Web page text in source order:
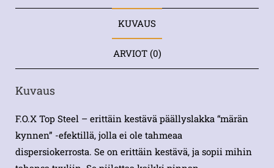
KUVAUS
ARVIOT (0)
Kuvaus
F.O.X Top Steel – erittäin kestävä päällyslakka “märän
kynnen” -efektillä, jolla ei ole tahmeaa
dispersiokerrosta. Se on erittäin kestävä, ja sopii mihin